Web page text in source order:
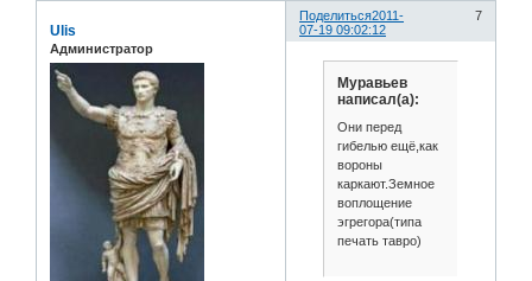
Поделиться 7
2011-
07-19 09:02:12
Ulis
Администратор
Муравьев
написал(а):
Они перед
гибелью ещё,как
вороны
каркают.Земное
воплощение
эгрегора(типа
печать тавро)